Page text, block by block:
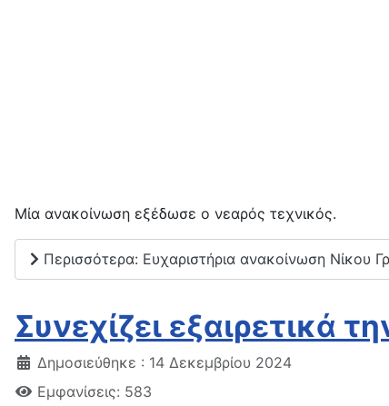
Μία ανακοίνωση εξέδωσε ο νεαρός τεχνικός.
Περισσότερα: Ευχαριστήρια ανακοίνωση Νίκου
Συνεχίζει εξαιρετικά
Δημοσιεύθηκε : 14 Δεκεμβρίου 2024
Εμφανίσεις: 583